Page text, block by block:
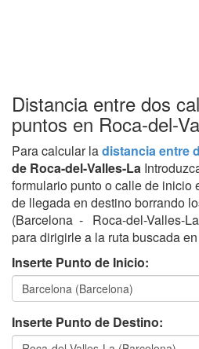
Distancia entre dos
puntos en Roca-del-
Para calcular ladistancia entre
de Roca-del-Valles-La
formulario punto o calle de inicio
de llegada en destino borrando
(Barcelona - Roca-del-Valles-
para dirigirle a la ruta buscada
Inserte Punto de Inicio:
Inserte Punto de Destino: